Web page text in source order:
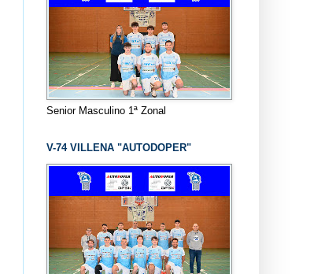
Senior Masculino 1ª Zonal
V-74 VILLENA "AUTODOPER"